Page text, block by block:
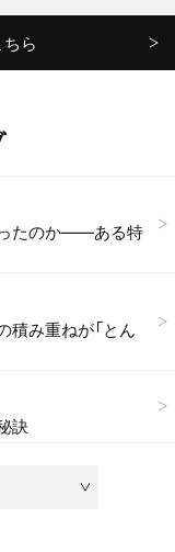
ら
たのか——ある特
み重ねが「とん
訣